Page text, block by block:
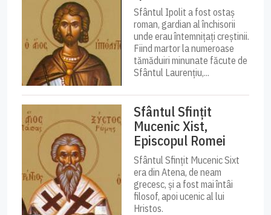
Sfântul Ipolit a fost ostaș
roman, gardian al închisorii
unde erau întemnițați creștinii.
Fiind martor la numeroase
tămăduiri minunate făcute de
Sfântul Laurențiu,...
Sfântul Sfințit
Mucenic Xist,
Episcopul Romei
Sfântul Sfințit Mucenic Sixt
era din Atena, de neam
grecesc, și a fost mai întâi
filosof, apoi ucenic al lui
Hristos.